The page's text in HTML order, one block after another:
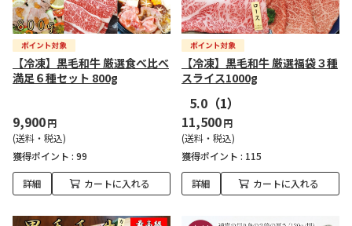
【冷凍】黒毛和牛 厳選食べ比べ
満足６種セット 800g
9,900円
(送料・税込)
獲得ポイント : 99
詳細 カートに入れる
【冷凍】黒毛和牛 厳選福袋３種
スライス1000g
5.0 （1）
11,500円
(送料・税込)
獲得ポイント : 115
詳細 カートに入れる